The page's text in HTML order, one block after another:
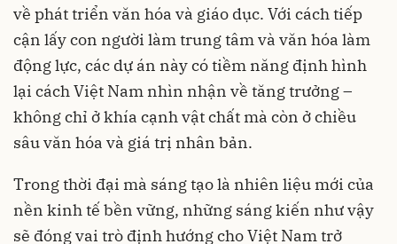
về phát triển văn hóa và giáo dục. Với cách tiếp
cận lấy con người làm trung tâm và văn hóa làm
động lực, các dự án này có tiềm năng định hình
lại cách Việt Nam nhìn nhận về tăng trưởng –
không chỉ ở khía cạnh vật chất mà còn ở chiều
sâu văn hóa và giá trị nhân bản.
Trong thời đại mà sáng tạo là nhiên liệu mới của
nền kinh tế bền vững, những sáng kiến như vậy
sẽ đóng vai trò định hướng cho Việt Nam trở